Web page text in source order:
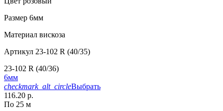
Размер 6мм
Материал вискоза
Артикул 23-102 R (40/35)
23-102 R (40/36)
6мм
checkmark_alt_circleВыбрать
116.20 р.
По 25 м